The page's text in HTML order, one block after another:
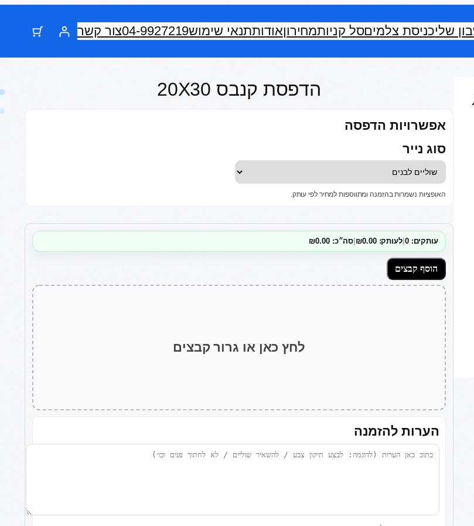
שליכניסת צלמיםסל קניותמחירוןאודותתנאי שימוש04-9927219צור קשר
הדפסת קנבס 20X30
אפשרויות הדפסה
סוג נייר
האופציות נשמרות בהזמנה ומתווספות למחיר לפי עותק.
עותקים: 0 |לעותק: ₪0.00 סה״כ: ₪0.00
הוסף קבצים
לחץ כאן או גרור קבצים
הערות להזמנה